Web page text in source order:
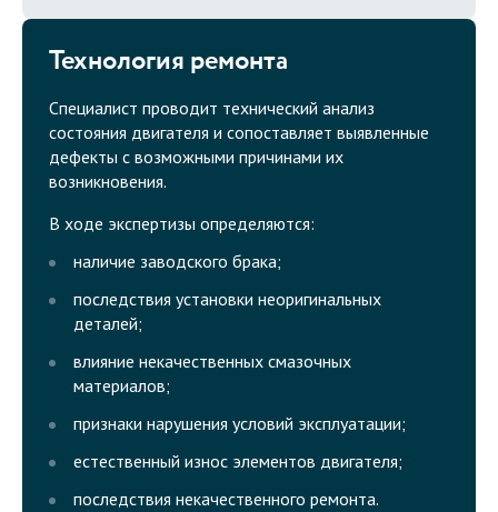
Технология ремонта
Специалист проводит технический анализ
состояния двигателя и сопоставляет выявленные
дефекты с возможными причинами их
возникновения.
В ходе экспертизы определяются:
наличие заводского брака;
последствия установки неоригинальных
деталей;
влияние некачественных смазочных
материалов;
признаки нарушения условий эксплуатации;
естественный износ элементов двигателя;
последствия некачественного ремонта.